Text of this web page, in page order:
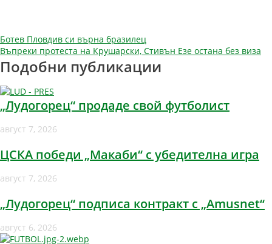
Навигация
Ботев Пловдив си върна бразилец
Въпреки протеста на Крушарски, Стивън Езе остана без виза
Подобни публикации
„Лудогорец“ продаде свой футболист
август 7, 2026
ЦСКА победи „Макаби“ с убедителна игра
август 7, 2026
„Лудогорец“ подписа контракт с „Amusnet“
август 6, 2026